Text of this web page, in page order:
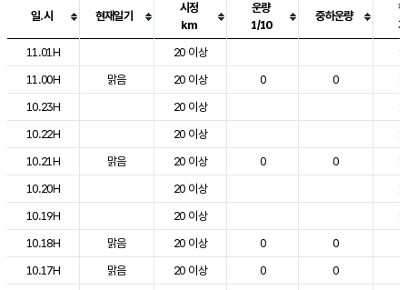
도시별 기상실황표로 지점, 날씨, 기온, 강수, 바람, 기압등을 안내한 표입
일.시 현재일기
시정
km
운량
1/10
중하운량
11.01H
20 이상
11.00H
맑음 20 이상 0 0
10.23H
20 이상
10.22H
20 이상
10.21H
맑음 20 이상 0 0
10.20H
20 이상
10.19H
20 이상
10.18H
맑음 20 이상 0 0
10.17H
맑음 20 이상 0 0